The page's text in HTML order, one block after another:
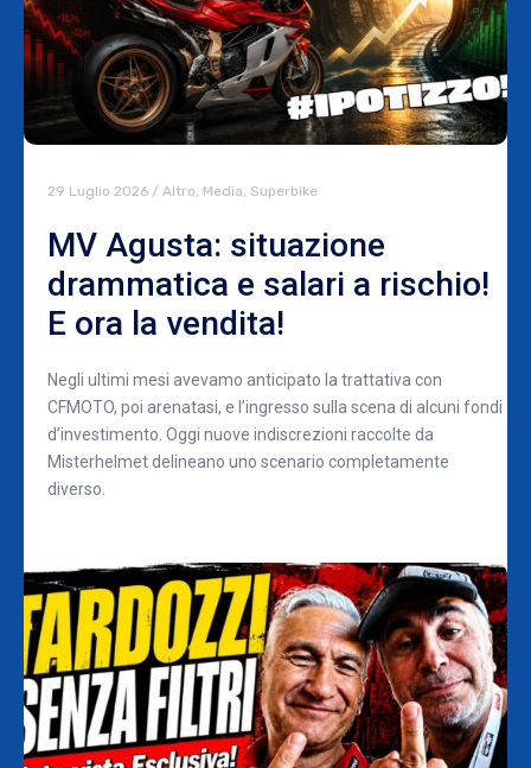
29 Luglio 2026 / Altro, Media, Superbike
MV Agusta: situazione
drammatica e salari a rischio!
E ora la vendita!
Negli ultimi mesi avevamo anticipato la trattativa con
CFMOTO, poi arenatasi, e l’ingresso sulla scena di alcuni fondi
d’investimento. Oggi nuove indiscrezioni raccolte da
Misterhelmet delineano uno scenario completamente
diverso.